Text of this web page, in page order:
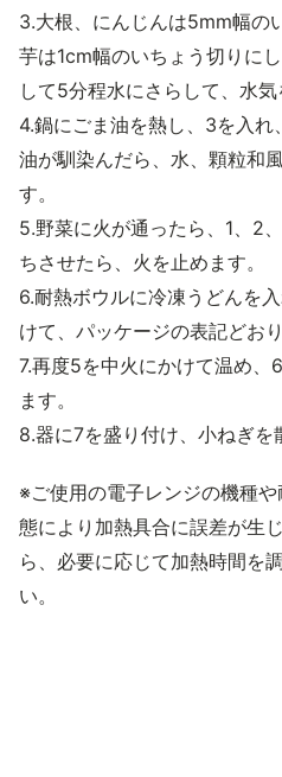
3.大根、にんじんは5mm幅の
芋は1cm幅のいちょう切りに
して5分程水にさらして、水気
4.鍋にごま油を熱し、3を入
油が馴染んだら、水、顆粒和
す。
5.野菜に火が通ったら、1、2
ちさせたら、火を止めます。
6.耐熱ボウルに冷凍うどんを
けて、パッケージの表記どお
7.再度5を中火にかけて温め
ます。
8.器に7を盛り付け、小ねぎを
※ご使用の電子レンジの機種
態により加熱具合に誤差が生
ら、必要に応じて加熱時間を
い。